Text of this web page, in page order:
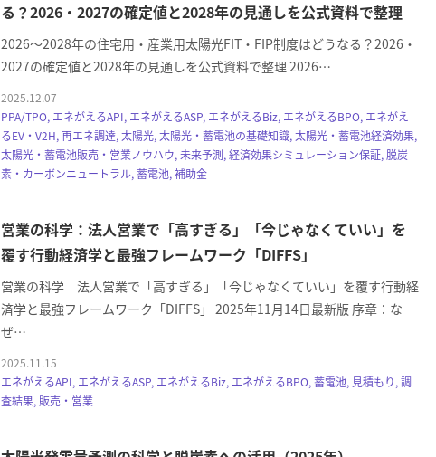
る？2026・2027の確定値と2028年の見通しを公式資料で整理
2026～2028年の住宅用・産業用太陽光FIT・FIP制度はどうなる？2026・
2027の確定値と2028年の見通しを公式資料で整理 2026…
2025.12.07
PPA/TPO, エネがえるAPI, エネがえるASP, エネがえるBiz, エネがえるBPO, エネがえ
るEV・V2H, 再エネ調達, 太陽光, 太陽光・蓄電池の基礎知識, 太陽光・蓄電池経済効果,
太陽光・蓄電池販売・営業ノウハウ, 未来予測, 経済効果シミュレーション保証, 脱炭
素・カーボンニュートラル, 蓄電池, 補助金
営業の科学：法人営業で「高すぎる」「今じゃなくていい」を
覆す行動経済学と最強フレームワーク「DIFFS」
営業の科学 法人営業で「高すぎる」「今じゃなくていい」を覆す行動経
済学と最強フレームワーク「DIFFS」 2025年11月14日最新版 序章：な
ぜ…
2025.11.15
エネがえるAPI, エネがえるASP, エネがえるBiz, エネがえるBPO, 蓄電池, 見積もり, 調
査結果, 販売・営業